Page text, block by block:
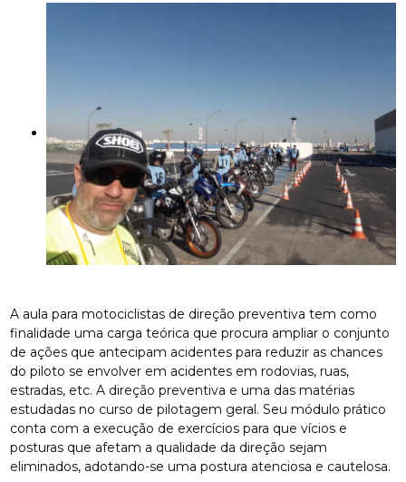
A aula para motociclistas de direção preventiva tem como
finalidade uma carga teórica que procura ampliar o conjunto
de ações que antecipam acidentes para reduzir as chances
do piloto se envolver em acidentes em rodovias, ruas,
estradas, etc. A direção preventiva e uma das matérias
estudadas no curso de pilotagem geral. Seu módulo prático
conta com a execução de exercícios para que vícios e
posturas que afetam a qualidade da direção sejam
eliminados, adotando-se uma postura atenciosa e cautelosa.